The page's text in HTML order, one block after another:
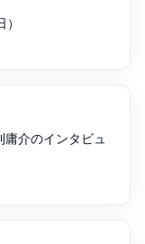
庸介のインタビュ